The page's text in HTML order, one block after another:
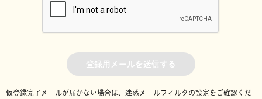
登録用メールを送信する
仮登録完了メールが届かない場合は、迷惑メールフィルタの設定をご確認くだ